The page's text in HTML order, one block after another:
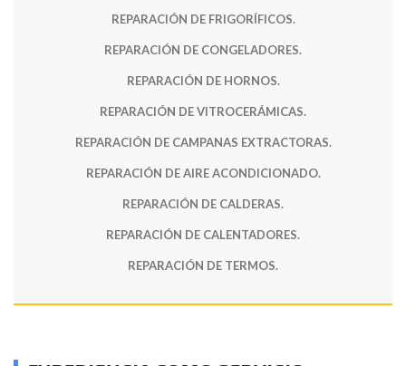
REPARACIÓN DE FRIGORÍFICOS.
REPARACIÓN DE CONGELADORES.
REPARACIÓN DE HORNOS.
REPARACIÓN DE VITROCERÁMICAS.
REPARACIÓN DE CAMPANAS EXTRACTORAS.
REPARACIÓN DE AIRE ACONDICIONADO.
REPARACIÓN DE CALDERAS.
REPARACIÓN DE CALENTADORES.
REPARACIÓN DE TERMOS.